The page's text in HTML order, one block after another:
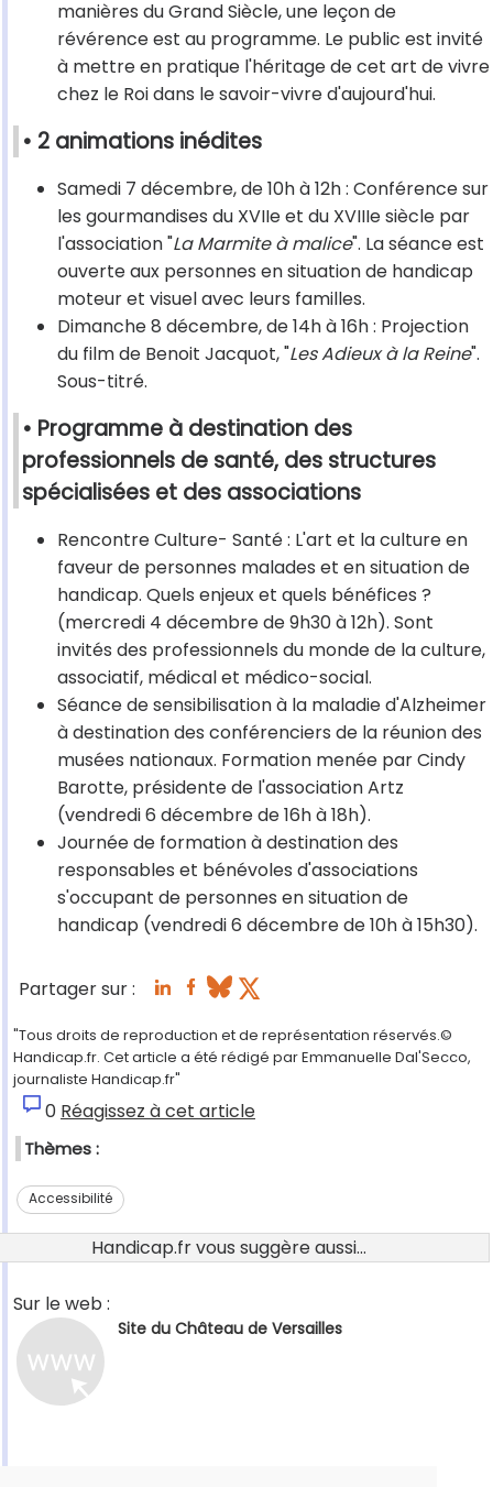
manières du Grand Siècle, une leçon de
révérence est au programme. Le public est invité
à mettre en pratique l'héritage de cet art de vivre
chez le Roi dans le savoir-vivre d'aujourd'hui.
• 2 animations inédites
Samedi 7 décembre, de 10h à 12h : Conférence sur
les gourmandises du XVIIe et du XVIIIe siècle par
l'association "La Marmite à malice". La séance est
ouverte aux personnes en situation de handicap
moteur et visuel avec leurs familles.
Dimanche 8 décembre, de 14h à 16h : Projection
du film de Benoit Jacquot, "Les Adieux à la Reine".
Sous-titré.
• Programme à destination des
professionnels de santé, des structures
spécialisées et des associations
Rencontre Culture- Santé : L'art et la culture en
faveur de personnes malades et en situation de
handicap. Quels enjeux et quels bénéfices ?
(mercredi 4 décembre de 9h30 à 12h). Sont
invités des professionnels du monde de la culture,
associatif, médical et médico-social.
Séance de sensibilisation à la maladie d'Alzheimer
à destination des conférenciers de la réunion des
musées nationaux. Formation menée par Cindy
Barotte, présidente de l'association Artz
(vendredi 6 décembre de 16h à 18h).
Journée de formation à destination des
responsables et bénévoles d'associations
s'occupant de personnes en situation de
handicap (vendredi 6 décembre de 10h à 15h30).
Partager sur :
"Tous droits de reproduction et de représentation réservés.©
Handicap.fr. Cet article a été rédigé par Emmanuelle Dal'Secco,
journaliste Handicap.fr"
0 Réagissez à cet article
Thèmes :
Accessibilité
Handicap.fr vous suggère aussi...
Sur le web :
Site du Château de Versailles